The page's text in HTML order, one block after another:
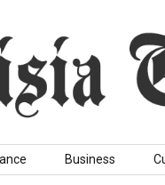
Business